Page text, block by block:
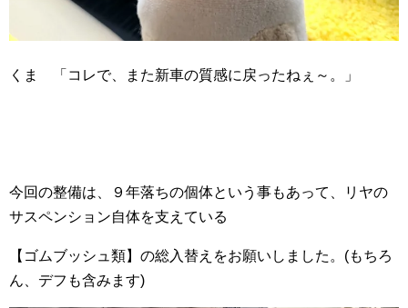
くま 「コレで、また新車の質感に戻ったねぇ～。」
今回の整備は、９年落ちの個体という事もあって、リヤの
サスペンション自体を支えている
【ゴムブッシュ類】の総入替えをお願いしました。(もちろ
ん、デフも含みます)